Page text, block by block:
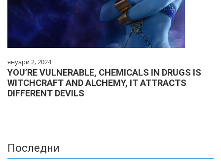
януари 2, 2024
YOU’RE VULNERABLE, CHEMICALS IN DRUGS IS
WITCHCRAFT AND ALCHEMY, IT ATTRACTS
DIFFERENT DEVILS
Последни